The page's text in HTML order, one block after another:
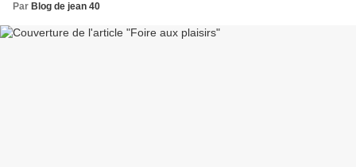
Par Blog de jean 40